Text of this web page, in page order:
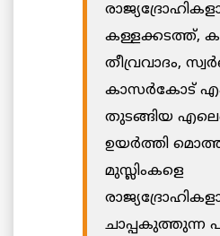
കള്ളക്കടത്ത്,
തീവ്രവാദം,
കാസര്‍കോട്
തുടങ്ങിയ
ഉയര്‍ത്തി
മുസ്ലിംകളെ
ചാപ്പകുത്തുന്ന